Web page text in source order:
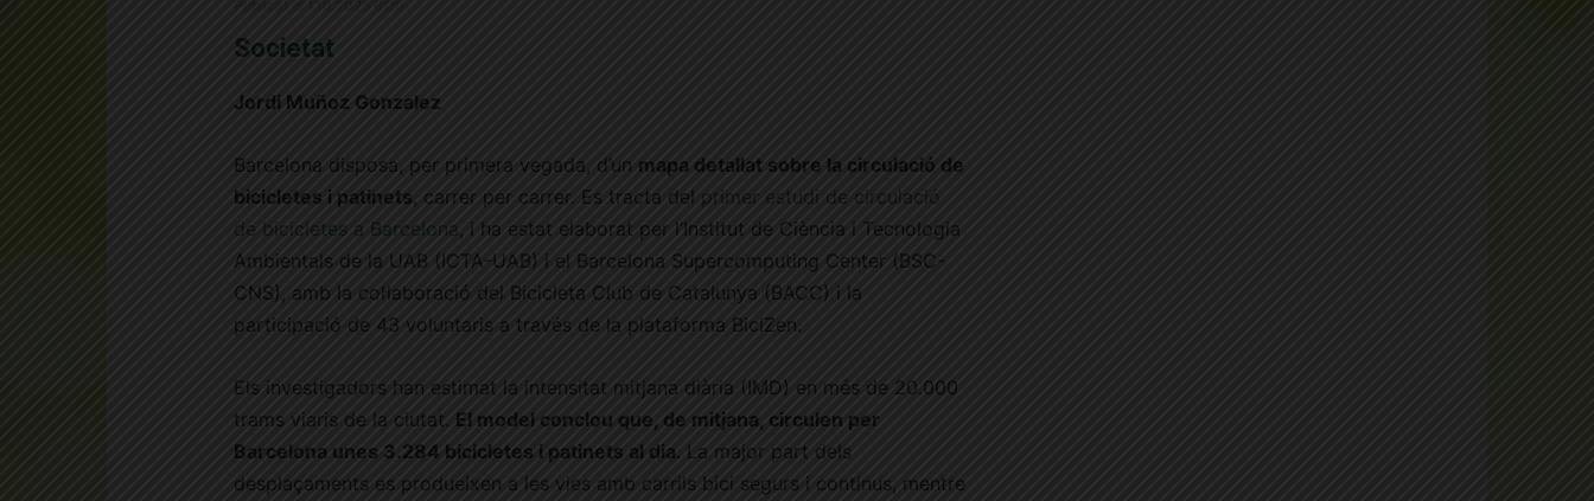
Societat
Jordi Muñoz Gonzalez
Barcelona disposa, per primera vegada, d’un mapa detallat sobre la circulació de
bicicletes i patinets, carrer per carrer. Es tracta del primer estudi de circulació
de bicicletes a Barcelona, i ha estat elaborat per l’Institut de Ciència i Tecnologia
Ambientals de la UAB (ICTA-UAB) i el Barcelona Supercomputing Center (BSC-
CNS), amb la col·laboració del Bicicleta Club de Catalunya (BACC) i la
participació de 43 voluntaris a través de la plataforma BiciZen.
Els investigadors han estimat la intensitat mitjana diària (IMD) en més de 20.000
trams viaris de la ciutat. El model conclou que, de mitjana, circulen per
Barcelona unes 3.284 bicicletes i patinets al dia. La major part dels
desplaçaments es produeixen a les vies amb carrils bici segurs i continus, mentre